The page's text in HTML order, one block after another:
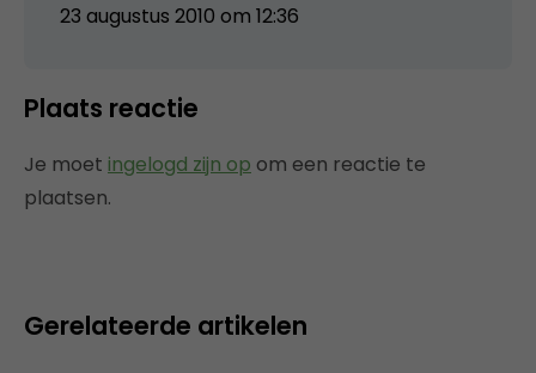
23 augustus 2010 om 12:36
Plaats reactie
Je moet ingelogd zijn op om een reactie te
plaatsen.
Gerelateerde artikelen